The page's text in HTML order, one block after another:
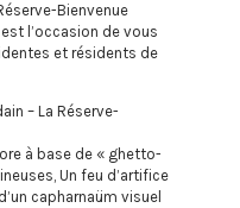
Bienvenue
l’occasion de vous
et résidents de
– La Réserve-
à base de « ghetto-
Un feu d’artifice
capharnaüm visuel